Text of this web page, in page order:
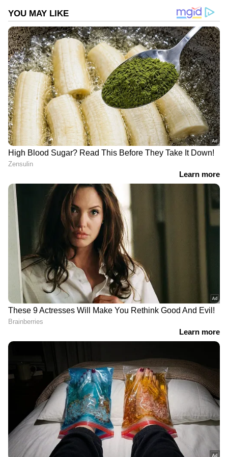
എത്തിയതോടെ അവളുടെ സ്വപ്നങ്ങള്‍ എല്ലാം
പൊലിഞ്ഞു. മാത്രമല്ല, അമേരിക്കയുമായുള്ള
യുദ്ധത്തില്‍ ഏറെ നേട്ടങ്ങള്‍ കൊയ്ത
പ്രായംചെന്ന ഒരു താലിബാന്‍ പോരാളിയ്ക്ക്
അവളെ വിവാഹം ചെയ്തു കൊടുക്കണമെന്ന്
ആവശ്യപ്പെട്ട് താലിബാന്‍ അവളുടെ പിതാവിനെ
സമീപിച്ചു. സ്വന്തം മകളുടെ സുരക്ഷയെയും,
ഭാവിയെയും ഓര്‍ത്ത് അദ്ദേഹം വേവലാതിപ്പെട്ടു,
ഭയന്നു. വിവാഹത്തിന് സമ്മതിച്ചാല്‍ മകളുടെ
ഭാവി അവതാളത്തിലാകും, സമ്മതിച്ചില്ലെങ്കില്‍
കുടുംബം ക്രൂരമായ പ്രത്യാഘാതങ്ങള്‍
അറിയാതെ അദ്ദേഹം നീറി.
DOWNLOAD APP
RECOMMENDED STORIES
28 കോടി രൂപയുടെ സ്വത്ത്
ബാല്യകാല
സുഹൃത്തിനെഴുതിവെച്ച് 19
-കാരൻ; ചൈനയിൽ
ചർച്ചയായി യുവാവിന്റെ
വിൽപത്രം
1.4 ലക്ഷത്തിന്റെ പാർട്ടി
വൻ ദുരന്തം;
വിയർത്തൊലിച്ച്
അതിഥികൾ, പണം
വാങ്ങിയയാൾ മുങ്ങി
ചില്ലറയില്ലെങ്കിൽ ഇപ്പോ
സാക്ഷാൽ ​ഗതാ​ഗത
ഇറക്കിവിട്ട് കണ്ടക്ടർ!
അടുക്കള, 6 തലമുറ, 83
ഗപ്പ കുടുംബം